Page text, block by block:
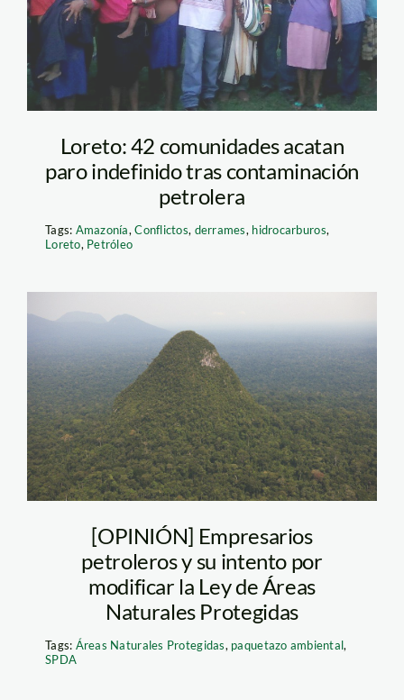
Loreto: 42 comunidades acatan
paro indefinido tras contaminación
petrolera
Tags: Amazonía,Conflictos, derrames, hidrocarburos,
Loreto, Petróleo
sierra_del_divisor_5-
Noticia-716645
[OPINIÓN] Empresarios
petroleros y su intento por
modificar la Ley de Áreas
Naturales Protegidas
Tags: Áreas Naturales Protegidas, paquetazo ambiental,
SPDA